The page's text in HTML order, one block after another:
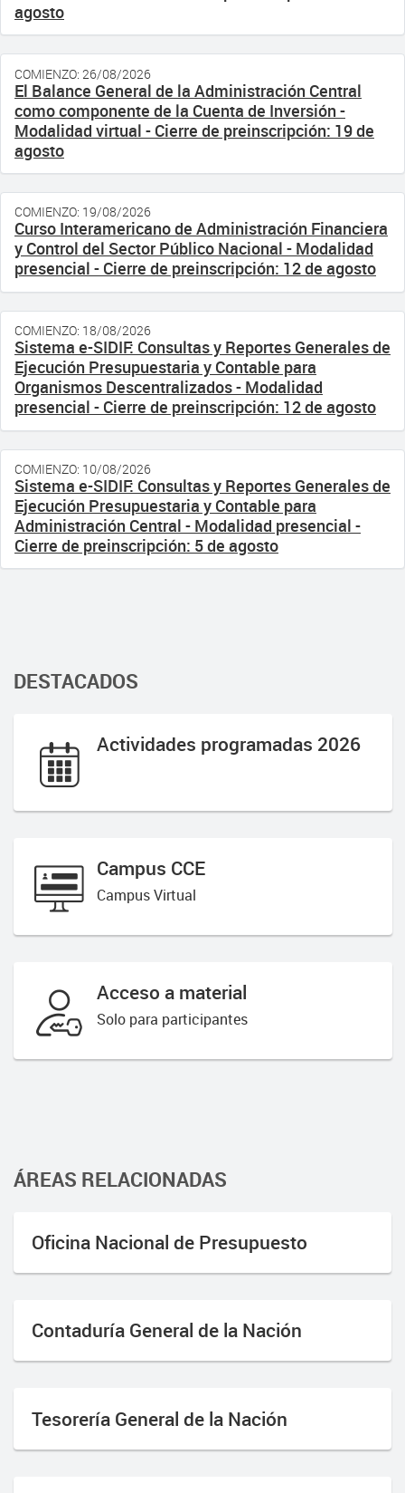
agosto
COMIENZO: 26/08/2026
El Balance General de la Administración Central
como componente de la Cuenta de Inversión -
Modalidad virtual - Cierre de preinscripción: 19 de
agosto
COMIENZO: 19/08/2026
Curso Interamericano de Administración Financiera
y Control del Sector Público Nacional - Modalidad
presencial - Cierre de preinscripción: 12 de agosto
COMIENZO: 18/08/2026
Sistema e-SIDIF: Consultas y Reportes Generales de
Ejecución Presupuestaria y Contable para
Organismos Descentralizados - Modalidad
presencial - Cierre de preinscripción: 12 de agosto
COMIENZO: 10/08/2026
Sistema e-SIDIF: Consultas y Reportes Generales de
Ejecución Presupuestaria y Contable para
Administración Central - Modalidad presencial -
Cierre de preinscripción: 5 de agosto
DESTACADOS
Actividades programadas 2026
Campus CCE
Campus Virtual
Acceso a material
Solo para participantes
ÁREAS RELACIONADAS
Oficina Nacional de Presupuesto
Contaduría General de la Nación
Tesorería General de la Nación